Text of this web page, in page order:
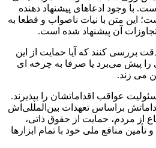
با وجود ادعاهای پیشنهاد دهنده
این متن با نیات ناصواب و قطعا به
تجاوزات آن پیشنهاد شده است.
دقت بررسی کنند که آیا حمایت از این
را پیش می‌برد یا صرفا به چرخه ای
می زند.
عواقب اقداماتشان را بپذیرند.
براساس تعهدات بین‌المللی‌اش
از مردم، حمایت از حقوق ذاتی،
منافع ملی خود با تمام ابزارها